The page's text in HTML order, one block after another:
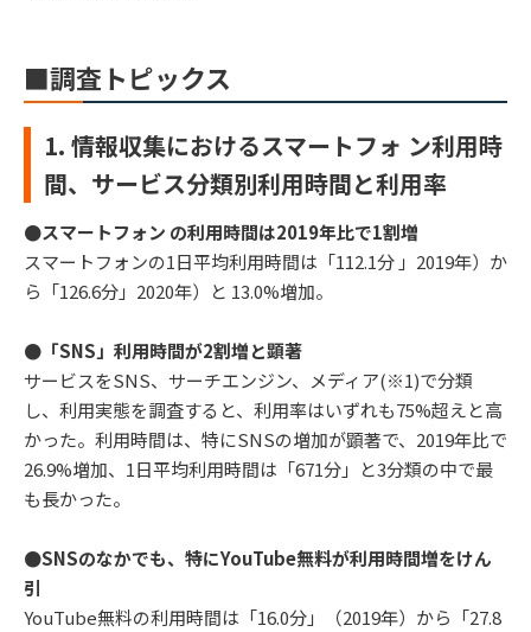
■調査トピックス
1. 情報収集におけるスマートフォ ン利用時
間、サービス分類別利用時間と利用率
●スマートフォン の利用時間は2019年比で1割増
スマートフォンの1日平均利用時間は「112.1分 」2019年）か
ら「126.6分」2020年）と 13.0%増加。
●「SNS」利用時間が2割増と顕著
サービスをSNS、サーチエンジン、メディア(※1)で分類
し、利用実態を調査すると、利用率はいずれも75%超えと高
かった。利用時間は、特にSNSの増加が顕著で、2019年比で
26.9%増加、1日平均利用時間は「671分」と3分類の中で最
も長かった。
●SNSのなかでも、特にYouTube無料が利用時間増をけん
引
YouTube無料の利用時間は「16.0分」（2019年）から「27.8